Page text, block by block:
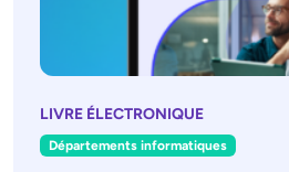
LIVRE ÉLECTRONIQUE
Départements informatiques